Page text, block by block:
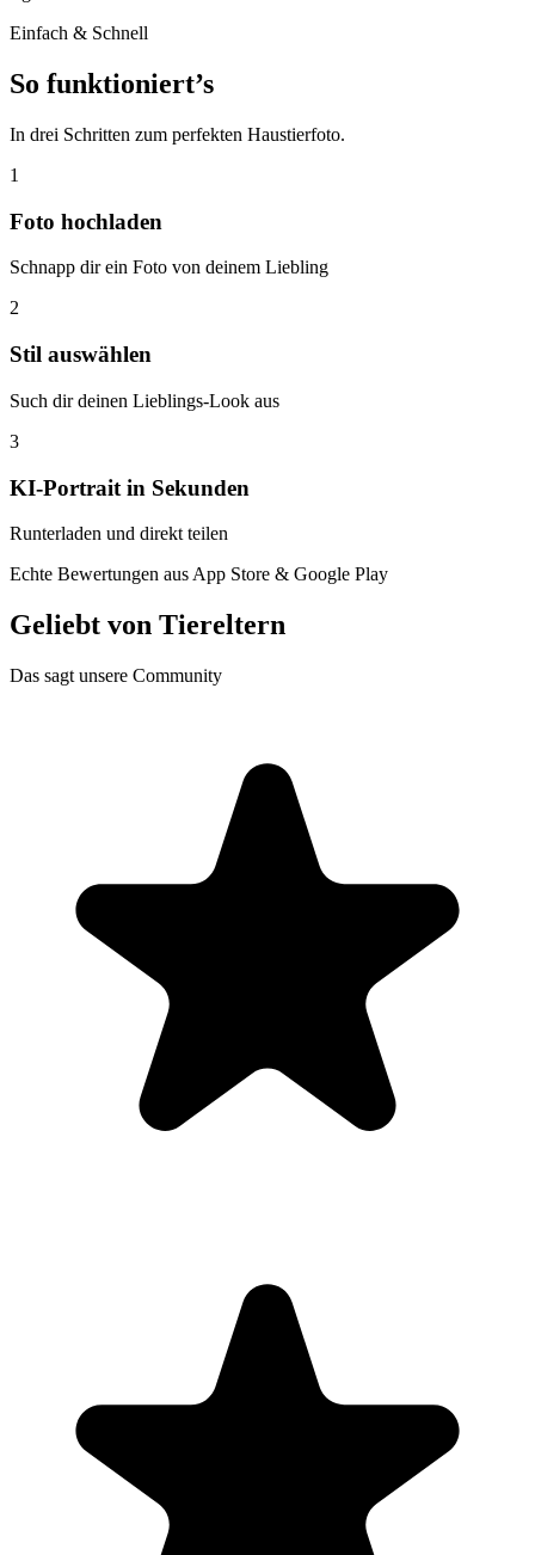
Einfach & Schnell
So funktioniert’s
In drei Schritten zum perfekten Haustierfoto.
1
Foto hochladen
Schnapp dir ein Foto von deinem Liebling
2
Stil auswählen
Such dir deinen Lieblings-Look aus
3
KI-Portrait in Sekunden
Runterladen und direkt teilen
Echte Bewertungen aus App Store & Google Play
Geliebt von Tiereltern
Das sagt unsere Community